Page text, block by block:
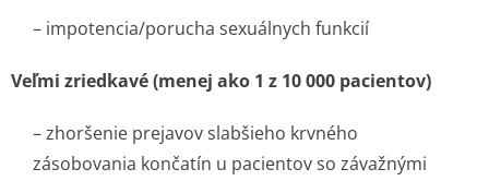
– impotencia/porucha sexuálnych funkcií
Veľmi zriedkavé (menej ako 1 z 10 000 pa­cientov)
– zhoršenie prejavov slabšieho krvného
zásobovania končatín u pacientov so závažnými